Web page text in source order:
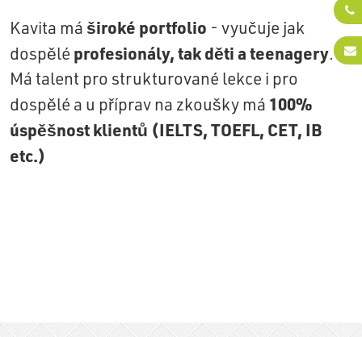
Kavita má široké portfolio - vyučuje jak
dospělé profesionály, tak děti a teenagery.
Má talent pro strukturované lekce i pro
dospělé a u příprav na zkoušky má 100%
úspěšnost klientů (IELTS, TOEFL, CET, IB
etc.)